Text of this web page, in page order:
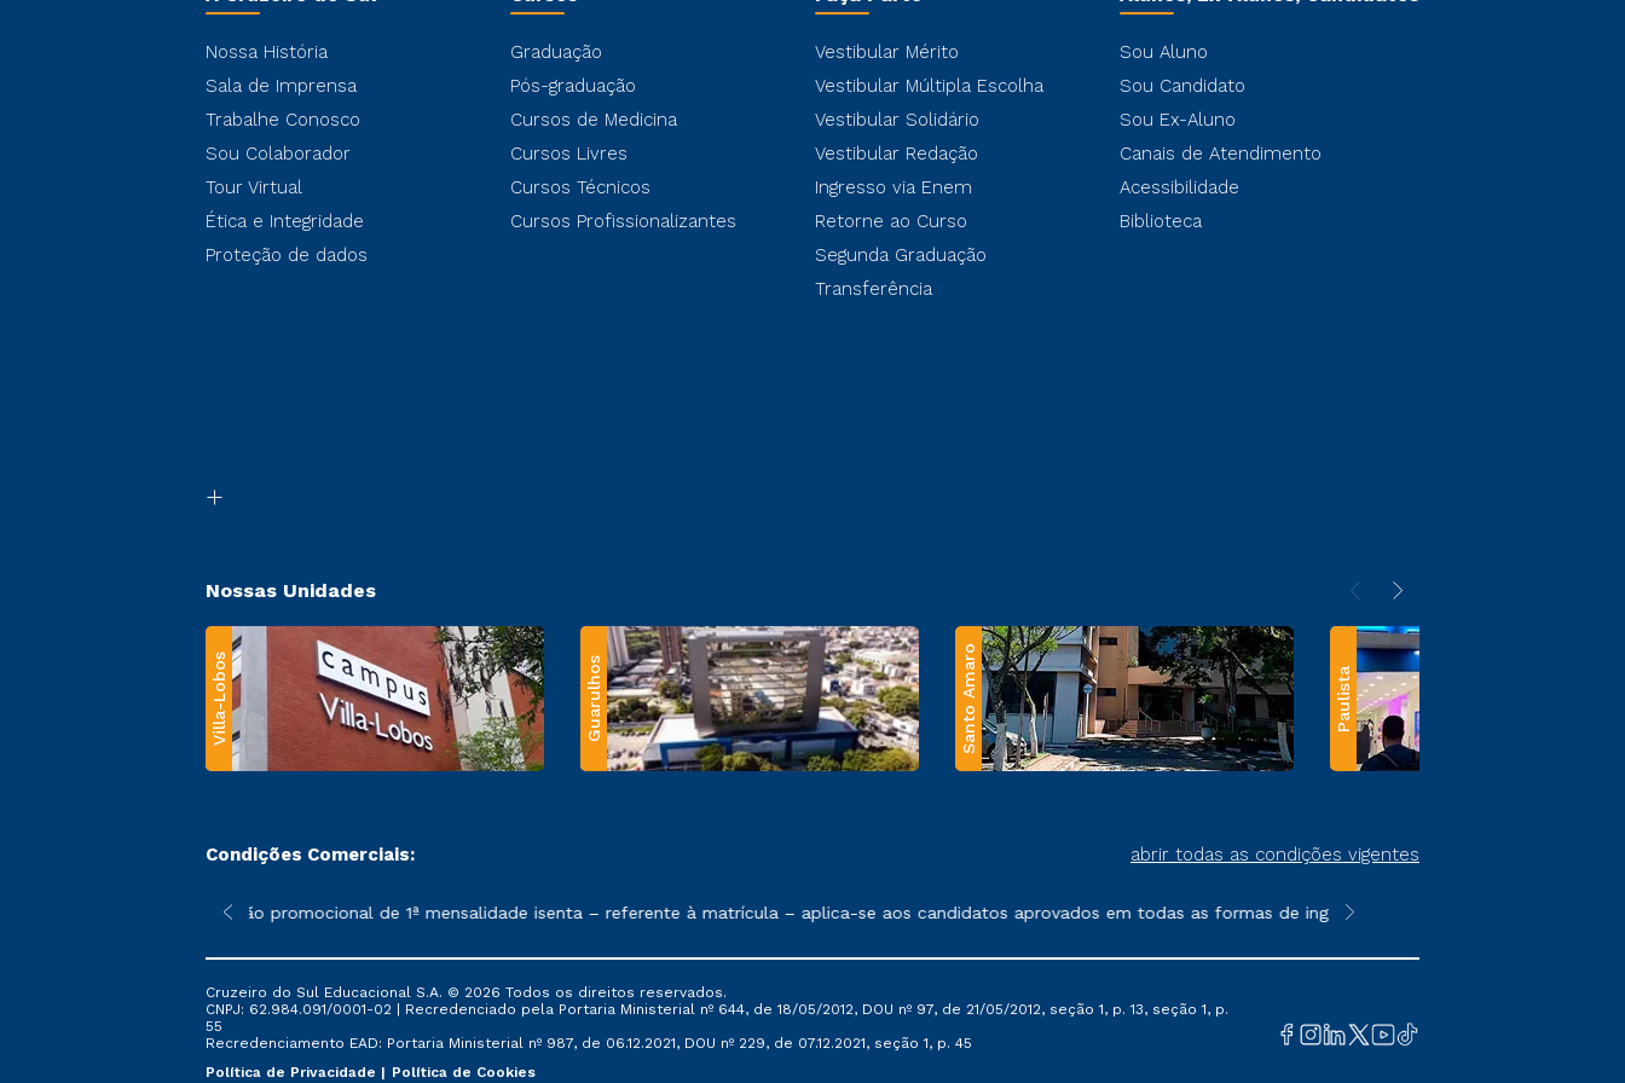
Nossa História
Sala de Imprensa
Trabalhe Conosco
Sou Colaborador
Tour Virtual
Ética e Integridade
Proteção de dados
Graduação
Pós-graduação
Cursos de Medicina
Cursos Livres
Cursos Técnicos
Cursos Profissionalizantes
Vestibular Mérito
Vestibular Múltipla Escolha
Vestibular Solidário
Vestibular Redação
Ingresso via Enem
Retorne ao Curso
Segunda Graduação
Transferência
Sou Aluno
Sou Candidato
Sou Ex-Aluno
Canais de Atendimento
Acessibilidade
Biblioteca
Nossas Unidades
Villa-Lobos Guarulhos Santo Amaro Paulista
Condições Comerciais: abrir todas as condições vigentes
sofrer alterações nos períodos de rematrícula conforme exposto no contrato de prestação de serviços.
*A condição promocional de 1ª mensalidade isenta – referente à matrícula – aplica-se aos candidatos aprovados em todas as formas de ingresso, exceto na prova on-line
**Semipresencial e EAD são
Cruzeiro do Sul Educacional S.A. © 2026 Todos os direitos reservados.
CNPJ: 62.984.091/0001-02 | Recredenciado pela Portaria Ministerial nº 644, de 18/05/2012, DOU nº 97, de 21/05/2012, seção 1, p. 13, seção 1, p.
55
Recredenciamento EAD: Portaria Ministerial nº 987, de 06.12.2021, DOU nº 229, de 07.12.2021, seção 1, p. 45
Política de Privacidade
Política de Cookies